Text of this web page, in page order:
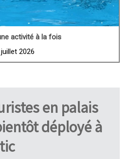
activité à la fois
2026
en palais
déployé à